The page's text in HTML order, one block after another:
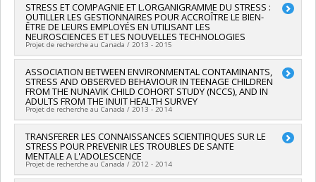
Lead researcher :Sonia Lupien
Co-researchers : Sheilagh Hodgins,Kieron O'Connor,Roger
Godbout,Laurent Mottron,Édouard Kouassi ,Jacques
Brodeur,Stéphane Guay,Adrianna Mendrek
Plusquellec,Stéphane Potvin,Lan Xiong,Gilles Côté,
Isabelle Ouellet-Morin, Valérie Tourjman
Funding sources:MESRST/Ministère de l'Enseignement
supérieur, de la Recherche, de la Science et de la Technologie
Grant programs:PVXXXXXX-Prog. soutien rech (PSR v2):
Soutien au financement d'infrastructures de recherche
STRESS ET COMPAGNIE ET L.ORGANIGRAMME DU STRESS :
OUTILLER LES GESTIONNAIRES POUR ACCROÎTRE LE BIEN-
ÊTRE DE LEURS EMPLOYÉS EN UTILISANT LES
NEUROSCIENCES ET LES NOUVELLES TECHNOLOGIES
Projet de recherche au Canada / 2013 - 2015
Lead researcher :Pierrich Plusquellec
Co-researchers :Sonia Lupien
Funding sources:CRSH/Conseil de recherches en sciences
humaines du Canada
Grant programs:PV153480-Subventions de développement
Savoir
ASSOCIATION BETWEEN ENVIRONMENTAL CONTAMINANTS,
STRESS AND OBSERVED BEHAVIOUR IN TEENAGE CHILDREN
FROM THE NUNAVIK CHILD COHORT STUDY (NCCS), AND IN
ADULTS FROM THE INUIT HEALTH SURVEY
Projet de recherche au Canada / 2013 - 2014
Lead researcher :Pierrich Plusquellec
Funding sources:Affaires autochtones et Développement du
Nord Canada
Grant programs:
TRANSFERER LES CONNAISSANCES SCIENTIFIQUES SUR LE
STRESS POUR PREVENIR LES TROUBLES DE SANTE
MENTALE A L'ADOLESCENCE
Projet de recherche au Canada / 2012 - 2014